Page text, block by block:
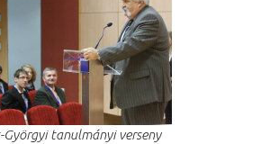
Györgyi tanulmányi verseny